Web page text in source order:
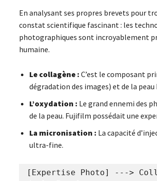
En analysant ses propres brevets pour
constat scientifique fascinant : les
photographiques sont incroyablement
humaine.
Le collagène : C’est le composant
dégradation des images) et de la
L’oxydation : Le grand ennemi des
de la peau. Fujifilm possédait une
La micronisation : La capacité
ultra-fine.
[Expertise Photo] --->